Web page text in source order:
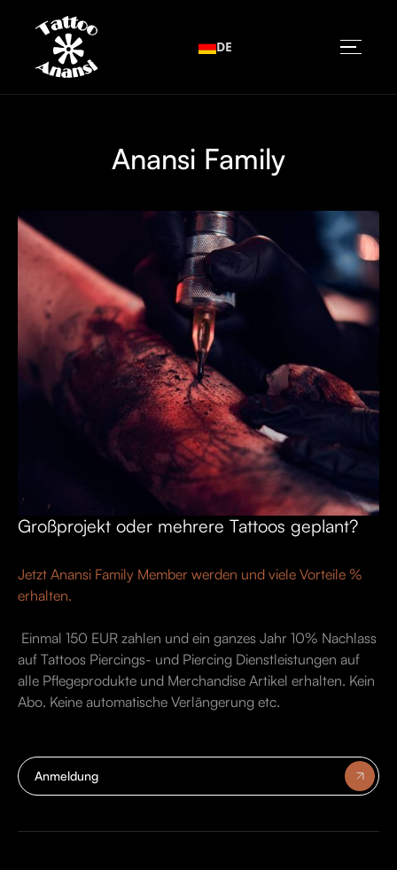
Anansi Family
Großprojekt oder mehrere Tattoos geplant?
Jetzt Anansi Family Member werden und viele Vorteile %
erhalten.
Einmal 150 EUR zahlen und ein ganzes Jahr 10% Nachlass
auf Tattoos Piercings- und Piercing Dienstleistungen auf
alle Pflegeprodukte und Merchandise Artikel erhalten. Kein
Abo. Keine automatische Verlängerung etc.
Anmeldung
DE